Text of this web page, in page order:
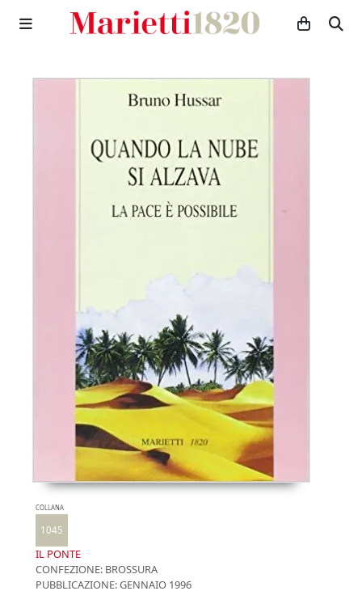
COLLANA
1045
IL PONTE
CONFEZIONE: BROSSURA
PUBBLICAZIONE:GENNAIO 1996